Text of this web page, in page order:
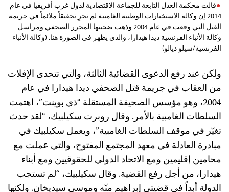
قالت محكمة العدل التابعة للجماعة الاقتصادية لدول غرب أفريقيا في عام
2014 إن وكالة الاستخبارات الوطنية الغامبية لم تجرِ تحقيقاً ملائماً في جريمة
القتل التي وقعت في عام 2004 وذهب ضحيتها المحرر الصحفي ومراسل
وكالة الأنباء الفرنسية ديدا هيدارا، والذي يظهر في الصورة هنا. (وكالة الأنباء
الفرنسية/سيلو ديالو)
ولكن عند رفع الدعوى القضائية الثالثة، والتي تتحدى الإفلات
من العقاب في جريمة قتل الصحفي ديدا هيدارا في عام
2004، وهو مؤسس الصحيفة المستقلة “ذي بوينت”، اهتمت
السلطات الغامبية بالأمر. وقال روبرت سكيلبيك، “لقد حدث
تغيّر في موقف السلطات الغامبية”، ويعمل سكيلبيك في
مبادرة العادلة في معهد المجتمع المفتوح، والتي عملت مع
محامين إقليمين ومع الاتحاد الدولي للحقوقيين ومع أبناء
هيدارا، من أجل رفع القضية. وقال سكيلبيك، “لم تستجب